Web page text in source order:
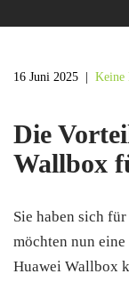
16 Juni 2025 Keine
Die
Wallbox
Sie haben sich
möchten nun
Huawei Wallbox